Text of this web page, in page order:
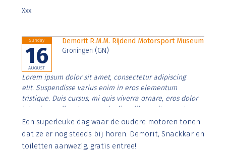
Xxx
Sunday
16
AUGUST
Demorit R.M.M. Rijdend Motorsport Museum
Groningen (GN)
Lorem ipsum dolor sit amet, consectetur adipiscing
elit. Suspendisse varius enim in eros elementum
tristique. Duis cursus, mi quis viverra ornare, eros dolor
interdum nulla, ut commodo diam libero vitae erat.
Aenean faucibus nibh et justo cursus id rutrum lorem
imperdiet. Nunc ut sem vitae risus tristique posuere.
Een superleuke dag waar de oudere motoren tonen
dat ze er nog steeds bij horen. Demorit, Snackkar en
toiletten aanwezig, gratis entree!